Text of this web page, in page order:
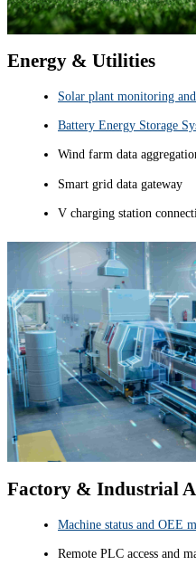
Energy & Utilities
Solar plant monitoring
Battery Energy Storage
Wind farm data
Smart grid data gateway
V charging station
Factory & Industrial
Machine status and OEE
Remote PLC access and